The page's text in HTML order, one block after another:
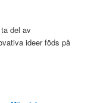
del av
ideer föds på